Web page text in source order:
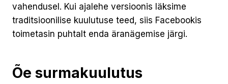
vahendusel. Kui ajalehe versioonis läksime
traditsioonilise kuulutuse teed, siis Facebookis
toimetasin puhtalt enda äranägemise järgi.
Õe surmakuulutus